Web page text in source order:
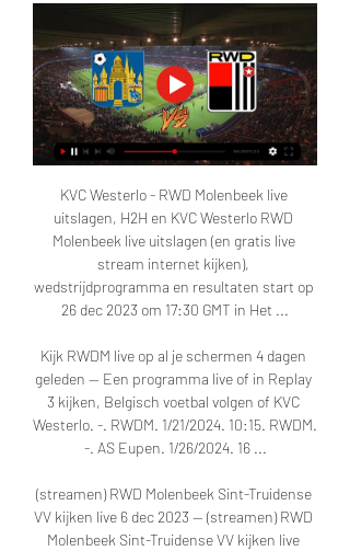
KVC Westerlo - RWD Molenbeek live
uitslagen, H2H en KVC Westerlo RWD
Molenbeek live uitslagen (en gratis live
stream internet kijken),
wedstrijdprogramma en resultaten start op
26 dec 2023 om 17:30 GMT in Het ...
Kijk RWDM live op al je schermen 4 dagen
geleden — Een programma live of in Replay
3 kijken, Belgisch voetbal volgen of KVC
Westerlo. -. RWDM. 1/21/2024. 10:15. RWDM.
-. AS Eupen. 1/26/2024. 16 ...
(streamen) RWD Molenbeek Sint-Truidense
VV kijken live 6 dec 2023 — (streamen) RWD
Molenbeek Sint-Truidense VV kijken live